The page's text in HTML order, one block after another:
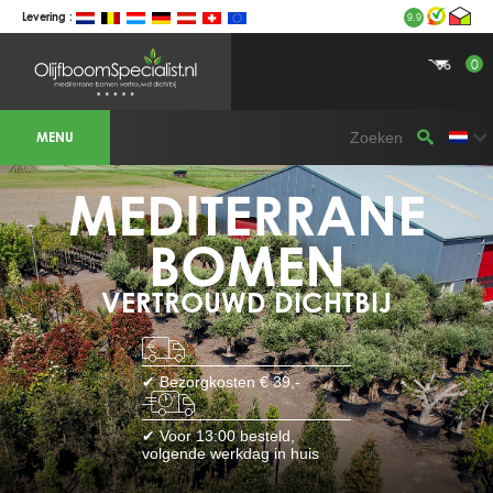
Levering : 9.9
BOTANICALGROUP WERKGEBIEDEN &
WEBSITES
OLIJFBOOMSPECIALIST.NL
OLIJFBOOMSPECIALIST.BE
LESPECIALISTEDESOLIVIERS.FR
OLIVENBAUM.DE
DRZEWAOLIWNE.PL
OLIVETREESPECIALIST.COM
Bomen
BOMEN.NL
GROENBLIJVENDEBOMEN.NL
GROENBLIJVENDEBOMEN.BE
PALMBOMENSPECIALIST.NL
IMMERGRUENEBAEUME.DE
Botanicalgroup
BOTANICALGROUP.EU
BOTANICALGROUP.DE
BOTANICALGROUP.BE
0
MENU
MEDITERRANE
BOMEN
VERTROUWD DICHTBIJ
✔ Bezorgkosten € 39,-
✔ Voor 13:00 besteld,
volgende werkdag in huis